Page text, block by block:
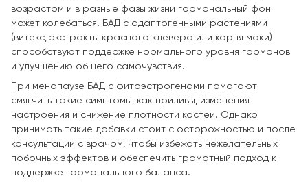
возрастом и в разные фазы жизни гормональный фон
может колебаться. БАД с адаптогенными растениями
(витекс, экстракты красного клевера или корня маки)
способствуют поддержке нормального уровня гормонов
и улучшению общего самочувствия.
При менопаузе БАД с фитоэстрогенами помогают
смягчить такие симптомы, как приливы, изменения
настроения и снижение плотности костей. Однако
принимать такие добавки стоит с осторожностью и после
консультации с врачом, чтобы избежать нежелательных
побочных эффектов и обеспечить грамотный подход к
поддержке гормонального баланса.